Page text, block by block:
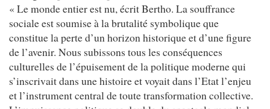
« Le monde entier est nu, écrit Bertho. La souffrance
sociale est soumise à la brutalité symbolique que
constitue la perte d’un horizon historique et d’une figure
de l’avenir. Nous subissons tous les conséquences
culturelles de l’épuisement de la politique moderne qui
s’inscrivait dans une histoire et voyait dans l’Etat l’enjeu
et l’instrument central de toute transformation collective.